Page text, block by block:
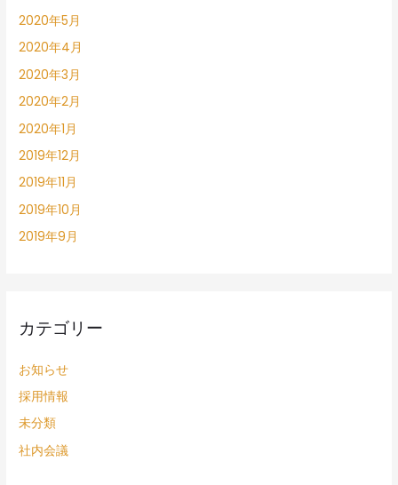
2020年5月
2020年4月
2020年3月
2020年2月
2020年1月
2019年12月
2019年11月
2019年10月
2019年9月
カテゴリー
お知らせ
採用情報
未分類
社内会議